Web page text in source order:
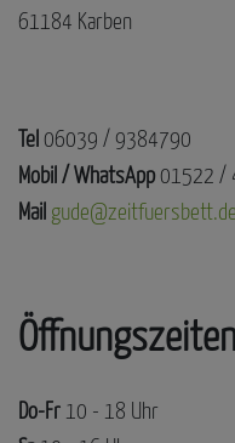
61184 Karben
Tel 06039 / 9384790
Mobil / WhatsApp 01522 /
Mail gude@zeitfuersbett.de
Do-Fr 10 - 18 Uhr